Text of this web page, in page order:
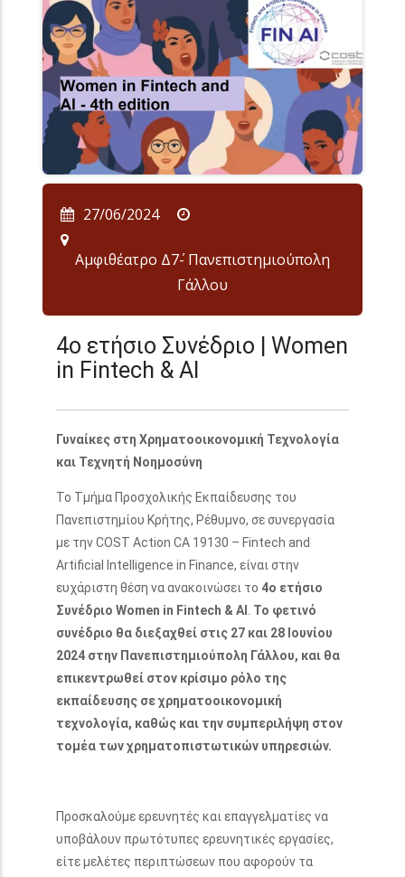
27/06/2024
Αμφιθέατρο Δ7΄- Πανεπιστημιούπολη
Γάλλου
4ο ετήσιο Συνέδριο | Women
in Fintech & AI
Γυναίκες στη Χρηματοοικονoμική Τεχνολογία
και Τεχνητή Νοημοσύνη
Το Τμήμα Προσχολικής Εκπαίδευσης του
Πανεπιστημίου Κρήτης, Ρέθυμνο, σε συνεργασία
με την COST Action CA 19130 – Fintech and
Artificial Intelligence in Finance, είναι στην
ευχάριστη θέση να ανακοινώσει το 4ο ετήσιο
Συνέδριο Women in Fintech & AI
Το φετινό
συνέδριο θα διεξαχθεί στις 27 και 28 Ιουνίου
2024 στην Πανεπιστημιούπολη Γάλλου, και θα
επικεντρωθεί στον κρίσιμο ρόλο της
εκπαίδευσης σε χρηματοοικονομική
τεχνολογία, καθώς και την συμπεριλήψη στον
τομέα των χρηματοπιστωτικών υπηρεσιών.
Προσκαλούμε ερευνητές και επαγγελματίες να
υποβάλουν πρωτότυπες ερευνητικές εργασίες,
είτε μελέτες περιπτώσεων που αφορούν τα